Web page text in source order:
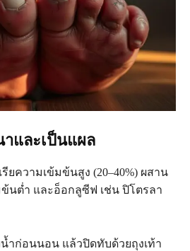
และเป็นแผล
รียความเข้มข้นสูง (20–40%) ผสาน
นต่ำ และอ็อกลูซีฟ เช่น ปิโตรลา
ำก่อนนอน แล้วปิดทับด้วยถุงเท้า